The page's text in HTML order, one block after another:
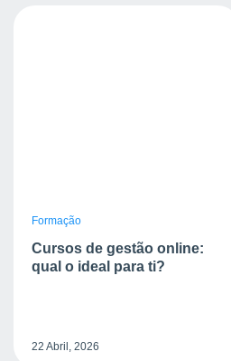
Formação
22 Abril, 2026
Cursos de gestão online:
qual o ideal para ti?